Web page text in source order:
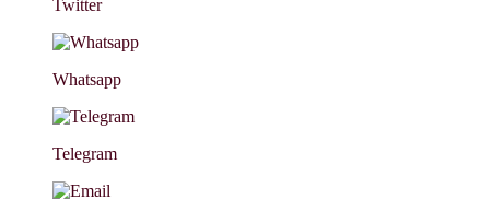
Twitter
Whatsapp
Telegram